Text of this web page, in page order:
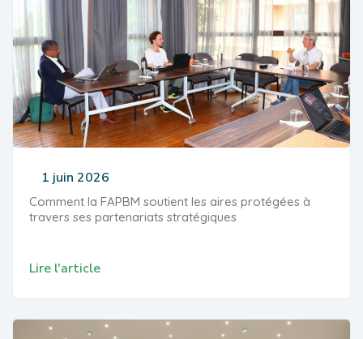
1 juin 2026
Comment la FAPBM soutient les aires protégées à
travers ses partenariats stratégiques
Lire l'article